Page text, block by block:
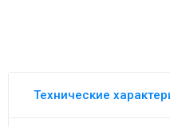
Технические